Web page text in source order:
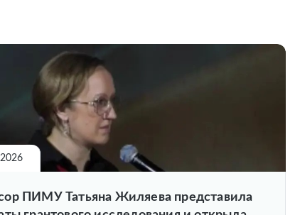
ПИМУ Татьяна Жиляева представила